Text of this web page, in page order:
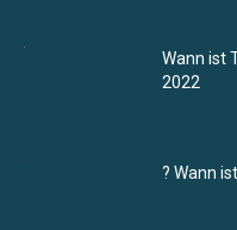
Wann ist
2022
? Wann